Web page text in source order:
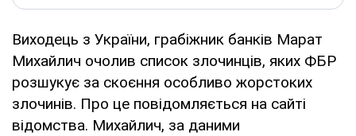
Виходець з України, грабіжник банків Марат
Михайлич очолив список злочинців, яких ФБР
розшукує за скоєння особливо жорстоких
злочинів. Про це повідомляється на сайті
відомства. Михайлич, за даними